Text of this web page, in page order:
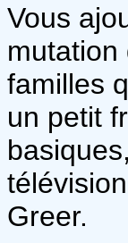
Vous
mutation
familles
un petit
Greer.